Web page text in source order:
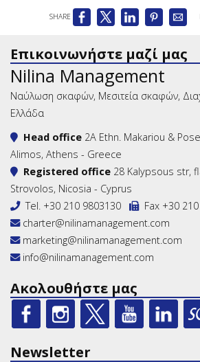
SHARE
Επικοινωνήστε μαζί μας
Nilina Management
Ναύλωση σκαφών, Μεσιτεία σκαφών,
Ελλάδα
Head office 2A Ethn. Makariou &
Alimos, Athens - Greece
Registered office 28 Kalypsous str,
Strovolos, Nicosia - Cyprus
Tel. +30 210 9803130
Fax +30 210
charter@nilinamanagement.com
marketing@nilinamanagement.com
info@nilinamanagement.com
Ακολουθήστε μας
Newsletter